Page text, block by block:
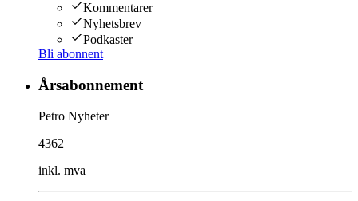
Kommentarer
Nyhetsbrev
Podkaster
Bli abonnent
Årsabonnement
Petro Nyheter
4362
inkl. mva